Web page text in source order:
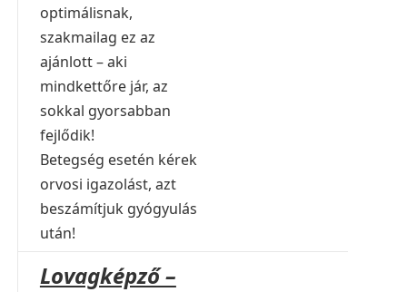
optimálisnak,
szakmailag ez az
ajánlott – aki
mindkettőre jár, az
sokkal gyorsabban
fejlődik!
Betegség esetén kérek
orvosi igazolást, azt
beszámítjuk gyógyulás
után!
Lovagképző –